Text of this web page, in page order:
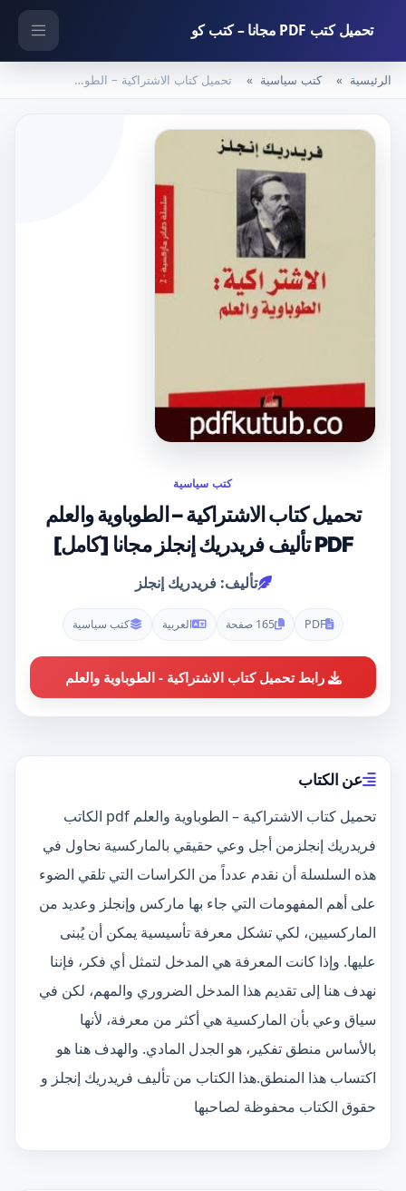
تحميل كتب PDF مجانا – كتب كو
الرئيسية كتب سياسية تحميل كتاب الاشتراكية – الطوباوية والعلم PDF تأليف فريدريك إنجلز مجانا [كامل]
كتب سياسية
تحميل كتاب الاشتراكية – الطوباوية والعلم
PDF تأليف فريدريك إنجلز مجانا [كامل]
تأليف: فريدريك إنجلز
PDF 165 صفحة العربية كتب سياسية
رابط تحميل كتاب الاشتراكية - الطوباوية والعلم
عن الكتاب
تحميل كتاب الاشتراكية – الطوباوية والعلم pdf الكاتب
فريدريك إنجلزمن أجل وعي حقيقي بالماركسية نحاول في
هذه السلسلة أن نقدم عدداً من الكراسات التي تلقي الضوء
على أهم المفهومات التي جاء بها ماركس وإنجلز وعديد من
الماركسيين، لكي تشكل معرفة تأسيسية يمكن أن يُبنى
عليها. وإذا كانت المعرفة هي المدخل لتمثل أي فكر، فإننا
نهدف هنا إلى تقديم هذا المدخل الضروري والمهم، لكن في
سياق وعي بأن الماركسية هي أكثر من معرفة، لأنها
بالأساس منطق تفكير، هو الجدل المادي. والهدف هنا هو
اكتساب هذا المنطق.هذا الكتاب من تأليف فريدريك إنجلز و
حقوق الكتاب محفوظة لصاحبها